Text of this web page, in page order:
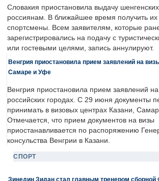
Словакия приостановила выдачу
россиянам. В ближайшее время получить их
спортсмены. Всем заявителям, которые
зарегистрировались на подачу с
или гостевыми целями, запись аннулируют.
Венгрия приостановила прием заявлений на
Самаре и Уфе
Венгрия приостановила прием заявлений
российских городах. С 29 июня документы
принимать в визовых центрах Казани,
Отмечается, что прием документов на визы
приостанавливается по распоряжению
консульства Венгрии в Казани.
СПОРТ
Зинедин Зидан стал главным тренером сборной